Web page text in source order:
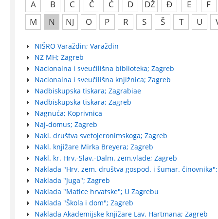
A B C Č Ć D DŽ Đ E
F
M
N NJ O P R S Š T U
NIŠRO Varaždin; Varaždin
NZ MH; Zagreb
Nacionalna i sveučilišna biblioteka; Zagreb
Nacionalna i sveučilišna knjižnica; Zagreb
Nadbiskupska tiskara; Zagrabiae
Nadbiskupska tiskara; Zagreb
Nagnuća; Koprivnica
Naj-domus; Zagreb
Nakl. društva svetojeronimskoga; Zagreb
Nakl. knjižare Mirka Breyera; Zagreb
Nakl. kr. Hrv.-Slav.-Dalm. zem.vlade; Zagreb
Naklada "Hrv. zem. društva gospod. i šumar.
Naklada "Juga"; Zagreb
Naklada "Matice hrvatske"; U Zagrebu
Naklada "Škola i dom"; Zagreb
Naklada Akademijske knjižare Lav. Hartmana; Zagreb